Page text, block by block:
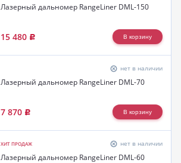
Лазерный дальномер RangeLiner DML-150
15 480 Р
нет в наличии
Лазерный дальномер RangeLiner DML-70
7 870 Р
ХИТ ПРОДАЖ нет в наличии
Лазерный дальномер RangeLiner DML-60